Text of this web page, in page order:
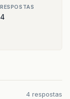
RESPOSTAS
4
4 respostas